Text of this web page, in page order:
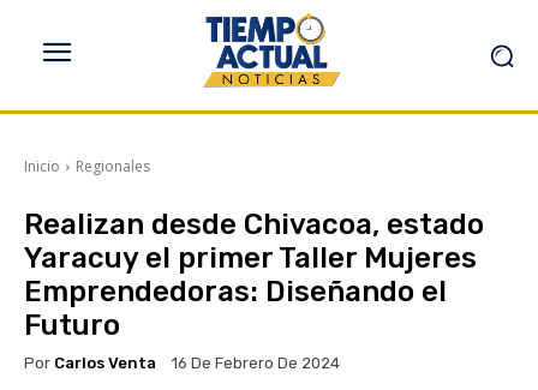
Inicio Regionales
Realizan desde Chivacoa, estado
Yaracuy el primer Taller Mujeres
Emprendedoras: Diseñando el
Futuro
Por Carlos Venta 16 De Febrero De 2024